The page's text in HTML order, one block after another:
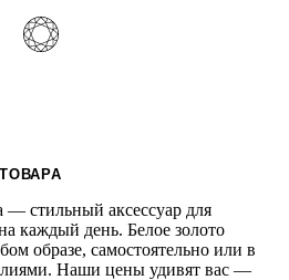
— стильный аксессуар для
каждый день. Белое золото
образе, самостоятельно или в
Наши цены удивят вас —